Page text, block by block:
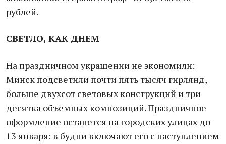
рублей.
СВЕТЛО, КАК ДНЕМ
На праздничном украшении не экономили:
Минск подсветили почти пять тысяч гирлянд,
больше двухсот световых конструкций и три
десятка объемных композиций. Праздничное
оформление останется на городских улицах до
13 января: в будни включают его с наступлением